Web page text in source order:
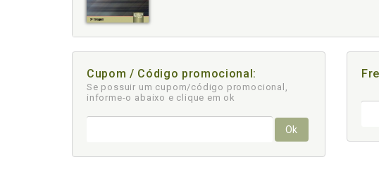
Cupom / Código promocional:
Se possuir um cupom/código promocional,
informe-o abaixo e clique em ok
Ok